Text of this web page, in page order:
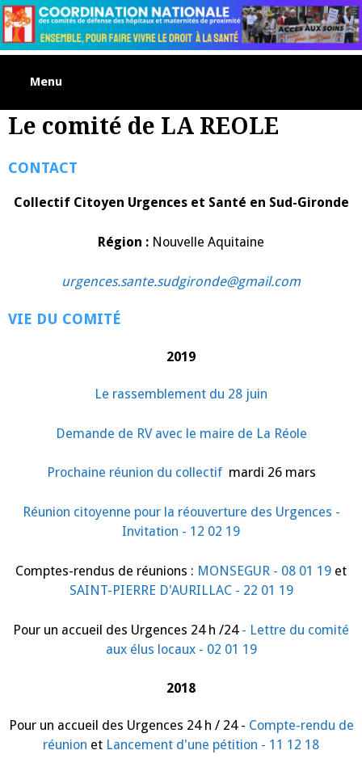
Skip
to
content
Menu
Le comité de LA REOLE
CONTACT
Collectif Citoyen Urgences et Santé en Sud-Gironde
Région : Nouvelle Aquitaine
urgences.sante.sudgironde@gmail.com
VIE DU COMITÉ
2019
Le rassemblement du 28 juin
Demande de RV avec le maire de La Réole
Prochaine réunion du collectif mardi 26 mars
Réunion citoyenne pour la réouverture des Urgences -
Invitation - 12 02 19
Comptes-rendus de réunions : MONSEGUR - 08 01 19 et
SAINT-PIERRE D'AURILLAC - 22 01 19
Pour un accueil des Urgences 24 h /24 - Lettre du comité
aux élus locaux - 02 01 19
2018
Pour un accueil des Urgences 24 h / 24 - Compte-rendu de
réunion et Lancement d'une pétition - 11 12 18